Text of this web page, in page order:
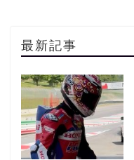
最新記事